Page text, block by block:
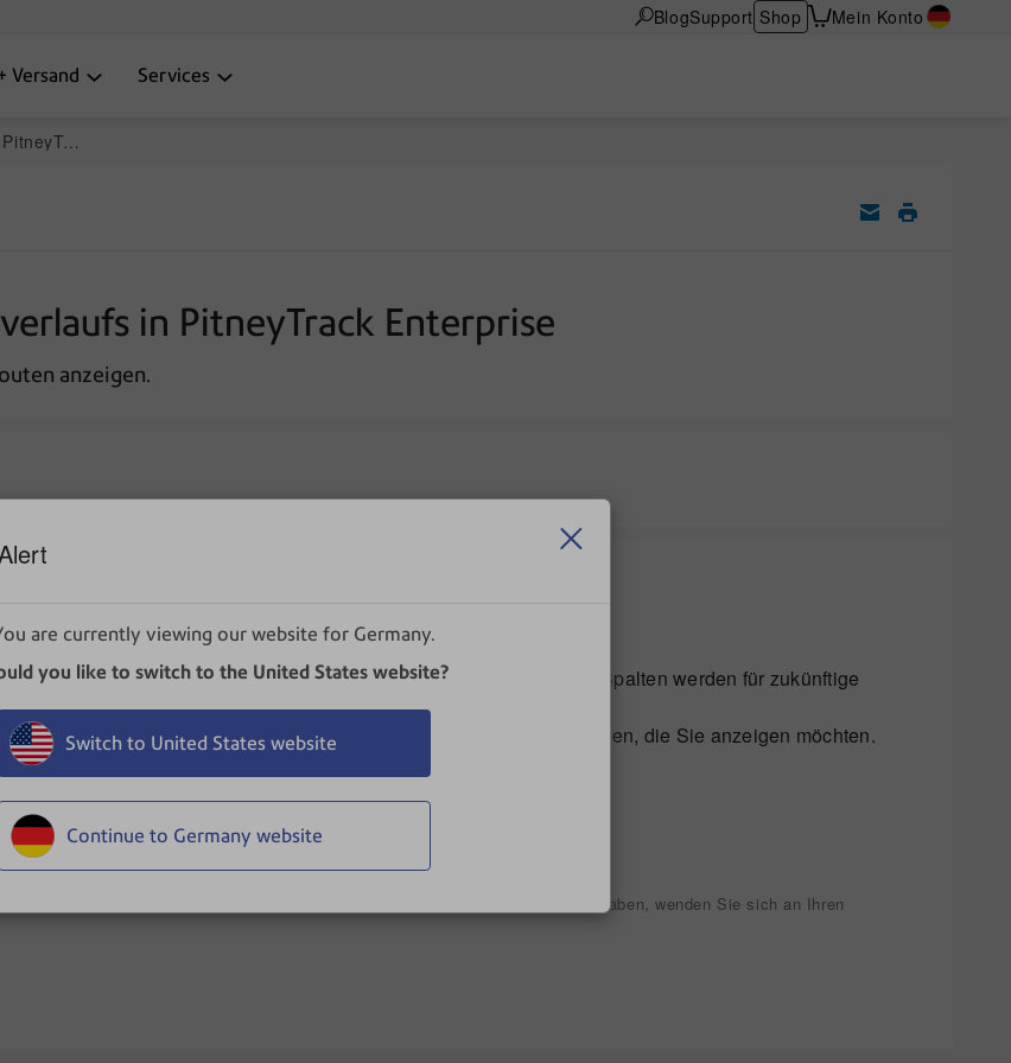
are currently viewing our website for Germany.
you like to switch to the United States website?
Switch to United States website
Continue to Germany website
BlogSupport Shop Mein Konto
Versand Services
in PitneyTrack Enterprise
anzeigen.
Sie Paketaktivität
um die gewünschte Route zu finden. Die ausgewählten Filter und Spalten werden für zukünftige
SieSpaltenaus und aktivieren oder deaktivieren Sie die Spalten, die Sie anzeigen möchten.
aus, um sie zu erweitern und die Details anzuzeigen.
Exportierenaus und wählen Sie die gewünschte Option.
und Ihrem Abonnement variieren. Wenn Sie Fragen zu Ihren Berechtigungen haben, wenden Sie sich an Ihren